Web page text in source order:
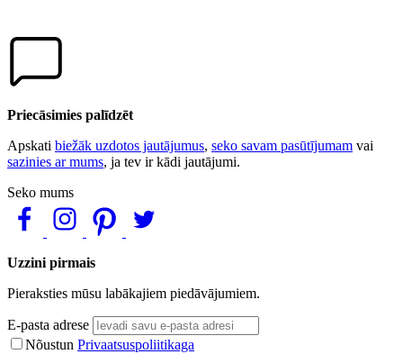
Priecāsimies palīdzēt
Apskati biežāk uzdotos jautājumus, seko savam pasūtījumam vai
sazinies ar mums, ja tev ir kādi jautājumi.
Seko mums
Uzzini pirmais
Pieraksties mūsu labākajiem piedāvājumiem.
E-pasta adrese
Nõustun Privaatsuspoliitikaga